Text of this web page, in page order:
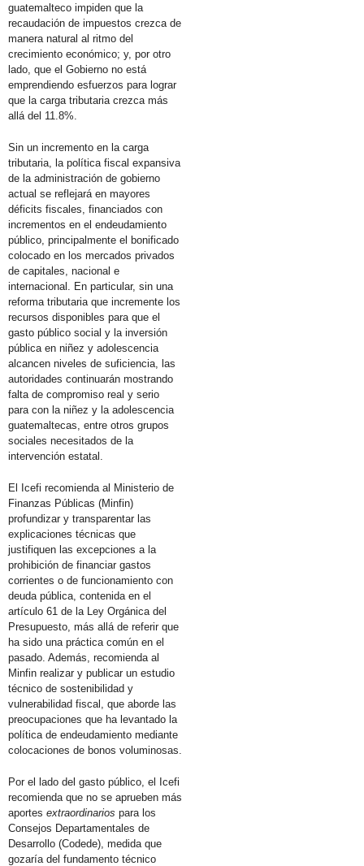
guatemalteco impiden que la
recaudación de impuestos crezca de
manera natural al ritmo del
crecimiento económico; y, por otro
lado, que el Gobierno no está
emprendiendo esfuerzos para lograr
que la carga tributaria crezca más
allá del 11.8%.
Sin un incremento en la carga
tributaria, la política fiscal expansiva
de la administración de gobierno
actual se reflejará en mayores
déficits fiscales, financiados con
incrementos en el endeudamiento
público, principalmente el bonificado
colocado en los mercados privados
de capitales, nacional e
internacional. En particular, sin una
reforma tributaria que incremente los
recursos disponibles para que el
gasto público social y la inversión
pública en niñez y adolescencia
alcancen niveles de suficiencia, las
autoridades continuarán mostrando
falta de compromiso real y serio
para con la niñez y la adolescencia
guatemaltecas, entre otros grupos
sociales necesitados de la
intervención estatal.
El Icefi recomienda al Ministerio de
Finanzas Públicas (Minfin)
profundizar y transparentar las
explicaciones técnicas que
justifiquen las excepciones a la
prohibición de financiar gastos
corrientes o de funcionamiento con
deuda pública, contenida en el
artículo 61 de la Ley Orgánica del
Presupuesto, más allá de referir que
ha sido una práctica común en el
pasado. Además, recomienda al
Minfin realizar y publicar un estudio
técnico de sostenibilidad y
vulnerabilidad fiscal, que aborde las
preocupaciones que ha levantado la
política de endeudamiento mediante
colocaciones de bonos voluminosas.
Por el lado del gasto público, el Icefi
recomienda que no se aprueben más
aportes extraordinarios para los
Consejos Departamentales de
Desarrollo (Codede), medida que
gozaría del fundamento técnico